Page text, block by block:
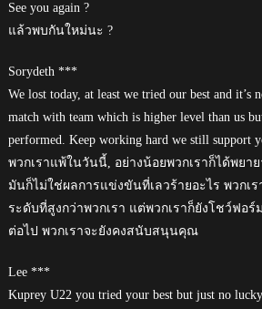
See you again ?
แล้วพบกันใหม่นะ ?
Sorydeth ***
We lost today, at least we tried our best and it’s
match with team which is higher level than us
performed. Keep working hard we still support
พวกเราแพ้ในวันนี้, อย่างน้อยพวกเราก็ได้พยา
มันก็ไม่ใช่ผลการแข่งขันที่เลวร้ายอะไร พวกเ
ระดับที่สูงกว่าพวกเรา แต่พวกเราก็ยังโชว์ฟอ
ต่อไป พวกเราจะยังคงสนับสนุนคุณ
Lee ***
Kuprey U22 you tried your best but just no